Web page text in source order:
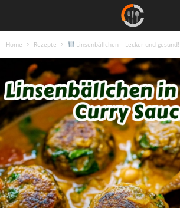
Home Rezepte Linsenbällchen – Lecker und gesund!